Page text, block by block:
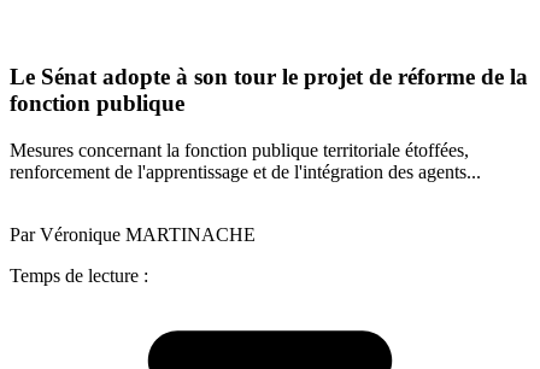
Le Sénat adopte à son tour le projet de réforme de la
fonction publique
Mesures concernant la fonction publique territoriale étoffées,
renforcement de l'apprentissage et de l'intégration des agents...
Par Véronique MARTINACHE
Temps de lecture :